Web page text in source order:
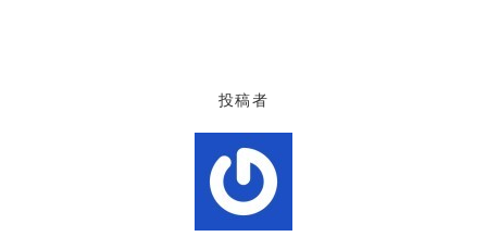
投稿者